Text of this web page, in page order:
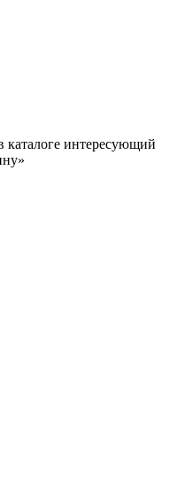
каталоге интересующий